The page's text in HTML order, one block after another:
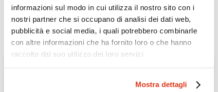
informazioni sul modo in cui utilizza il nostro sito con i
nostri partner che si occupano di analisi dei dati web,
pubblicità e social media, i quali potrebbero combinarle
con altre informazioni che ha fornito loro o che hanno
raccolto dal suo utilizzo dei loro servizi.
Mostra dettagli
Scopri il Tour »